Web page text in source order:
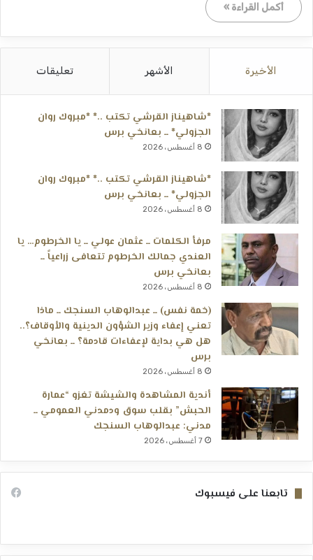
أكمل القراءة »
الأخيرة الأشهر تعليقات
*شاهيناز القرشي تكتب ..* *مبروك روان
الجزولي* ــ بعانخي برس
8 أغسطس، 2026
*شاهيناز القرشي تكتب ..* *مبروك روان
الجزولي* ــ بعانخي برس
8 أغسطس، 2026
مرفأ الكلمات ــ عثمان عولي ــ يا الخرطوم… يا
العندي جمالك الخرطوم تتعافى زراعياً ــ
بعانخي برس
8 أغسطس، 2026
(خمة نفس) ــ عبدالوهاب السنجك ــ ماذا
تعني إعفاء وزير الشؤون الدينية والأوقاف؟..
هل هي بداية لإعفاءات قادمة؟ ــ بعانخي
برس
8 أغسطس، 2026
أندية المشاهدة والشيشة تغزو “عمارة
الحبش” بقلب سوق ودمدني العمومي ــ
مدني: عبدالوهاب السنجك
7 أغسطس، 2026
تابعنا على فيسبوك